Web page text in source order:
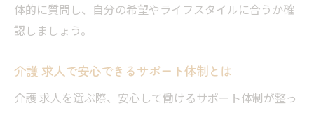
体的に質問し、自分の希望やライフスタイルに合うか確
認しましょう。
介護 求人で安心できるサポート体制とは
介護 求人を選ぶ際、安心して働けるサポート体制が整っ